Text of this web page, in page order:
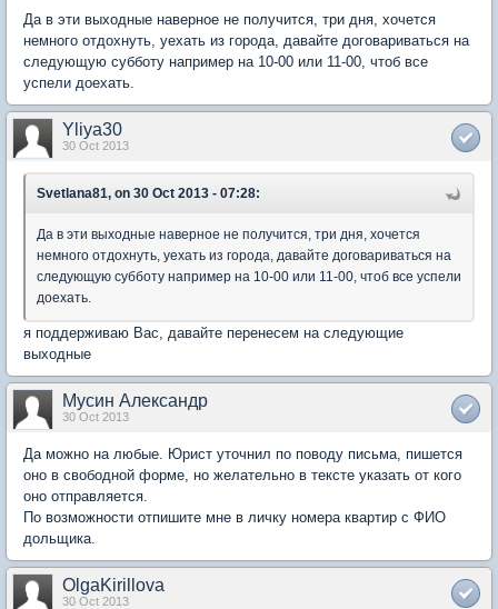
Да в эти выходные наверное не получится, три дня, хочется
немного отдохнуть, уехать из города, давайте договариваться на
следующую субботу например на 10-00 или 11-00, чтоб все
успели доехать.
Yliya30
30 Oct 2013
Svetlana81, on 30 Oct 2013 - 07:28:
Да в эти выходные наверное не получится, три дня, хочется
немного отдохнуть, уехать из города, давайте договариваться на
следующую субботу например на 10-00 или 11-00, чтоб все успели
доехать.
я поддерживаю Вас, давайте перенесем на следующие
выходные
Мусин Александр
30 Oct 2013
Да можно на любые. Юрист уточнил по поводу письма, пишется
оно в свободной форме, но желательно в тексте указать от кого
оно отправляется.
По возможности отпишите мне в личку номера квартир с ФИО
дольщика.
OlgaKirillova
30 Oct 2013